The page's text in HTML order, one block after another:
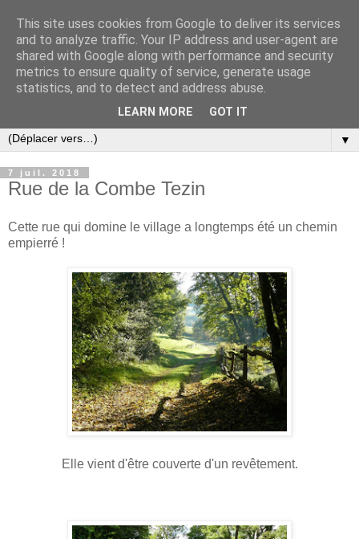
▼
7 juil. 2018
Rue de la Combe Tezin
Cette rue qui domine le village a longtemps été un chemin
empierré !
Elle vient d'être couverte d'un revêtement.
This site uses cookies from Google to deliver its services
and to analyze traffic. Your IP address and user-agent are
shared with Google along with performance and security
metrics to ensure quality of service, generate usage
statistics, and to detect and address abuse.
LEARN MORE GOT IT